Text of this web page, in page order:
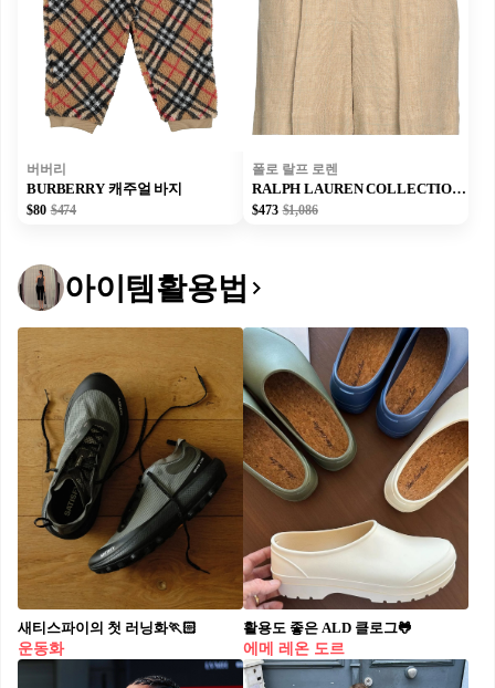
버버리
BURBERRY 캐주얼 바지
$80 $474
폴로 랄프 로렌
RALPH LAUREN COLLECTION 쇼츠 & 버뮤다 팬츠
$473 $1,086
아이템활용법
새티스파이의 첫 러닝화🏃🏻
운동화
활용도 좋은 ALD 클로그🐸
에메 레온 도르